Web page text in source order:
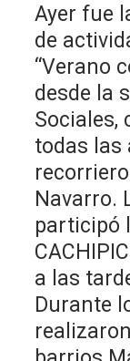
Ayer fue
de
“Verano
desde la
Sociales,
todas las
Navarro.
participó
a las
Durante